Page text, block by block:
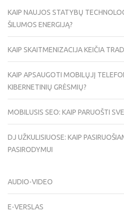
KAIP NAUJOS STATYBŲ
ŠILUMOS ENERGIJĄ?
KAIP SKAITMENIZACIJA KEIČIA
KAIP APSAUGOTI MOBILŲJĮ
KIBERNETINIŲ GRĖSMIŲ?
MOBILUSIS SEO: KAIP PARUOŠTI
DJ UŽKULISIUOSE: KAIP
PASIRODYMUI
AUDIO-VIDEO
E-VERSLAS